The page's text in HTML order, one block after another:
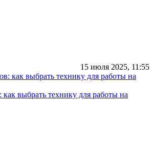
15 июля 2025, 11:55
выбрать технику для работы на